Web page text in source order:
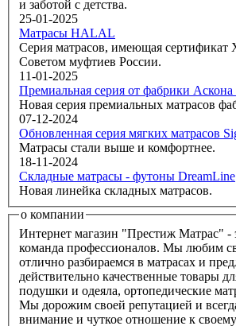
и заботой с детства.
25-01-2025
Матрасы HALAL
Серия матрасов, имеющая сертификат
Советом муфтиев России.
11-01-2025
Премиальная серия от фабрики Аскона
Новая серия премиальных матрасов
07-12-2024
Обновленная серия мягких матрасов
Матрасы стали выше и комфортнее.
18-11-2024
Складные матрасы - футоны DreamLine
Новая линейка складных матрасов.
о компании
Интернет магазин "Престиж Матрас" -
команда профессионалов. Мы любим
отлично разбираемся в матрасах и
действительно качественные товары
подушки и одеяла, ортопедические
Мы дорожим своей репутацией и
внимание и чуткое отношение к